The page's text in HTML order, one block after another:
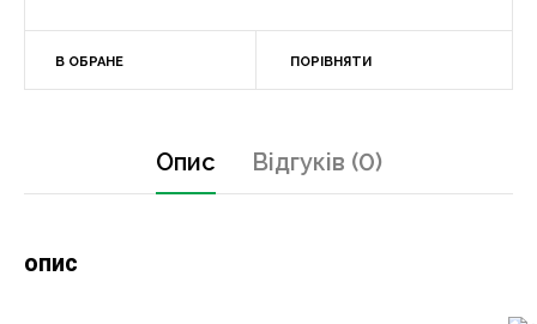
В ОБРАНЕ ПОРІВНЯТИ
Опис Відгуків (0)
опис